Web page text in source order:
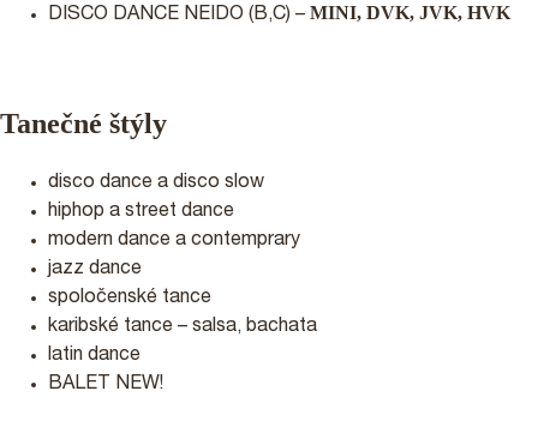
DISCO DANCE NEIDO (B,C) – MINI, DVK, JVK, HVK
Tanečné štýly
disco dance a disco slow
hiphop a street dance
modern dance a contemprary
jazz dance
spoločenské tance
karibské tance – salsa, bachata
latin dance
BALET NEW!